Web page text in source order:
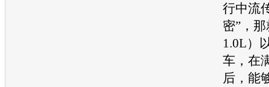
行中流
密”，
1.0L）
车，在
后，能